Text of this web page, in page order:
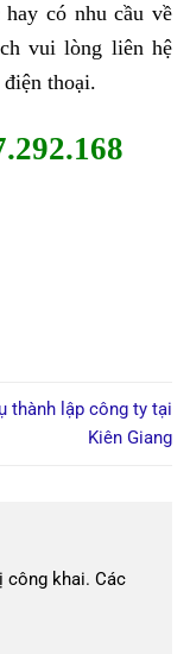
có nhu cầu về
vui lòng liên hệ
thoại.
thành lập công ty tại
Kiên Giang
công khai. Các